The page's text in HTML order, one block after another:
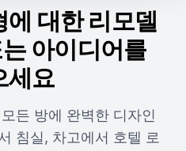
에 대한 리모델
아이디어를
세요
든 방에 완벽한 디자인
침실, 차고에서 호텔 로